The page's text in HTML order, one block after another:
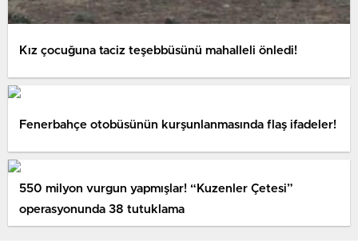
Kız çocuğuna taciz teşebbüsünü mahalleli önledi!
Fenerbahçe otobüsünün kurşunlanmasında flaş ifadeler!
550 milyon vurgun yapmışlar! “Kuzenler Çetesi”
operasyonunda 38 tutuklama